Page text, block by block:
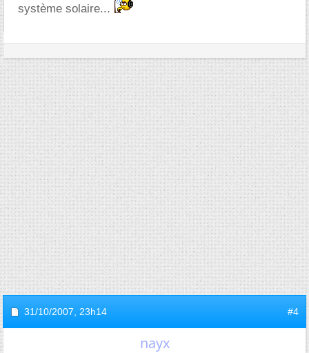
système solaire...
31/10/2007, 23h14 #4
nayx